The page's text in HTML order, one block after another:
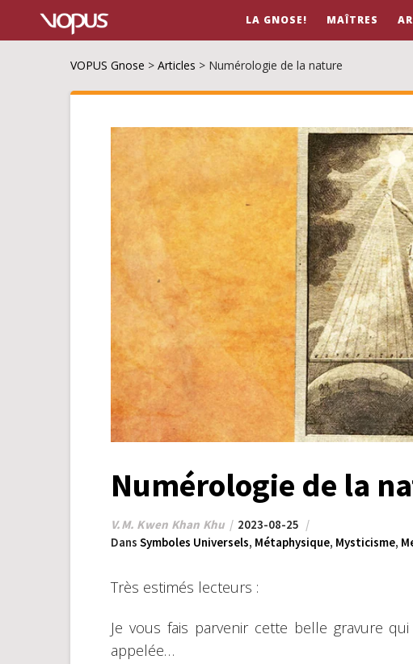
LA GNOSE! MAÎTRES
VOPUS Gnose > Articles > Numérologie de la nature
Numérologie de la
V.M. Kwen Khan Khu
2023-08-25
Dans Symboles Universels, Métaphysique, Mysticisme,
Très estimés lecteurs :
Je vous fais parvenir cette belle gravure
appelée…